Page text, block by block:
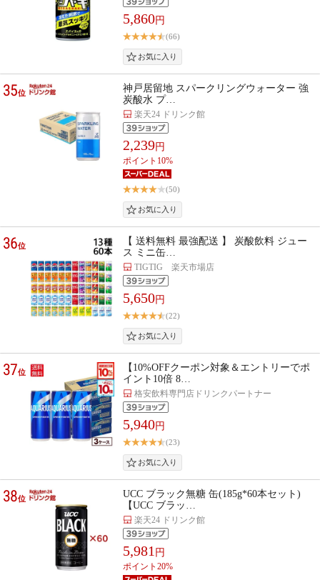
5,860円
(66)
35位
神戸居留地 スパークリングウォーター 強
炭酸水 プ…
楽天24 ドリンク館
2,239円
ポイント10%
(50)
36位
【 送料無料 最強配送 】 炭酸飲料 ジュー
ス ミニ缶…
TIGTIG 楽天市場店
5,650円
(22)
37位
【10%OFFクーポン対象＆エントリーでポ
イント10倍 8…
格安飲料専門店ドリンクパートナー
5,940円
(23)
38位
UCC ブラック無糖 缶(185g*60本セット)
【UCC ブラッ…
楽天24 ドリンク館
5,981 円
ポイント20%